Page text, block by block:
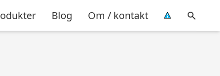
Blog Om / kontakt